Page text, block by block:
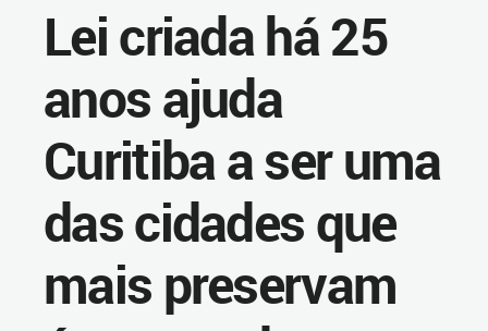
Lei criada há 25
anos ajuda
Curitiba a ser uma
das cidades que
mais preservam